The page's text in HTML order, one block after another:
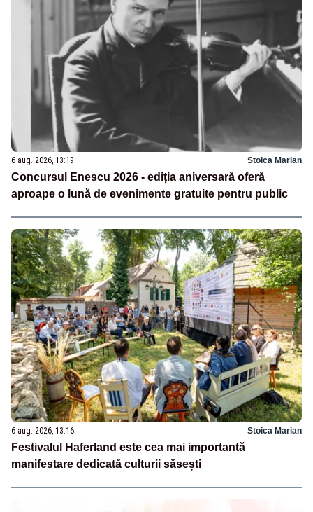
6 aug. 2026, 13:19 Stoica Marian
Concursul Enescu 2026 - ediția aniversară oferă
aproape o lună de evenimente gratuite pentru public
6 aug. 2026, 13:16 Stoica Marian
Festivalul Haferland este cea mai importantă
manifestare dedicată culturii săsești